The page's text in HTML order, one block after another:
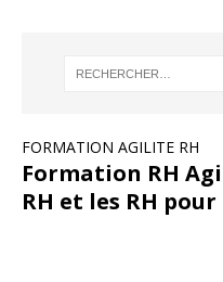
FORMATION AGILITE RH
Formation RH
RH et les RH